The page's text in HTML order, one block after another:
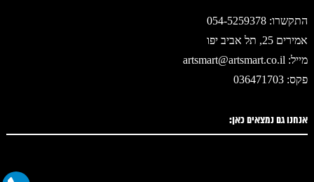
התקשרו: 054-5259378
אמירים 25, תל אביב יפו
מייל: artsmart@artsmart.co.il
פקס: 036471703
אנחנו גם נמצאים כאן: